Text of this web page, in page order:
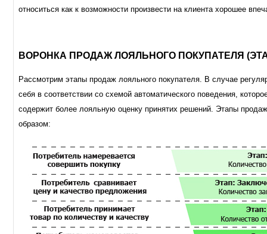
относиться как к возможности произвести на клиента хорошее
ВОРОНКА ПРОДАЖ ЛОЯЛЬНОГО ПОКУПАТЕЛЯ
Рассмотрим этапы продаж лояльного покупателя. В случае
себя в соответствии со схемой автоматического поведения,
содержит более лояльную оценку принятих решений. Этапы
образом: